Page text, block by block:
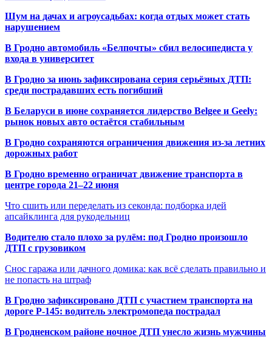
Шум на дачах и агроусадьбах: когда отдых может стать
нарушением
В Гродно автомобиль «Белпочты» сбил велосипедиста у
входа в университет
В Гродно за июнь зафиксирована серия серьёзных ДТП:
среди пострадавших есть погибший
В Беларуси в июне сохраняется лидерство Belgee и Geely:
рынок новых авто остаётся стабильным
В Гродно сохраняются ограничения движения из-за летних
дорожных работ
В Гродно временно ограничат движение транспорта в
центре города 21–22 июня
Что сшить или переделать из секонда: подборка идей
апсайклинга для рукодельниц
Водителю стало плохо за рулём: под Гродно произошло
ДТП с грузовиком
Снос гаража или дачного домика: как всё сделать правильно и
не попасть на штраф
В Гродно зафиксировано ДТП с участием транспорта на
дороге Р-145: водитель электромопеда пострадал
В Гродненском районе ночное ДТП унесло жизнь мужчины